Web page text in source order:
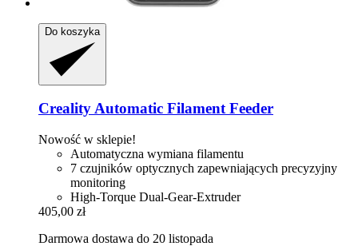
Do koszyka
CrealityAutomatic Filament Feeder
Nowość w sklepie!
Automatyczna wymiana filamentu
7 czujników optycznych zapewniających precyzyjny
monitoring
High-Torque Dual-Gear-Extruder
405,00 zł
Darmowa dostawa do 20 listopada